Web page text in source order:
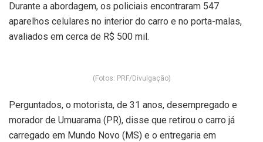
Durante a abordagem, os policiais encontraram 547
aparelhos celulares no interior do carro e no porta-malas,
avaliados em cerca de R$ 500 mil.
(Fotos: PRF/Divulgação)
Perguntados, o motorista, de 31 anos, desempregado e
morador de Umuarama (PR), disse que retirou o carro já
carregado em Mundo Novo (MS) e o entregaria em